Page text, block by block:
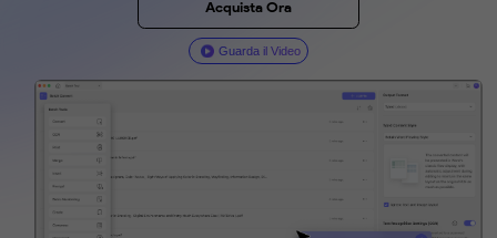
Download Gratis
Supporto: Windows · macOS · iOS · Android
Acquista Ora
Guarda il Video